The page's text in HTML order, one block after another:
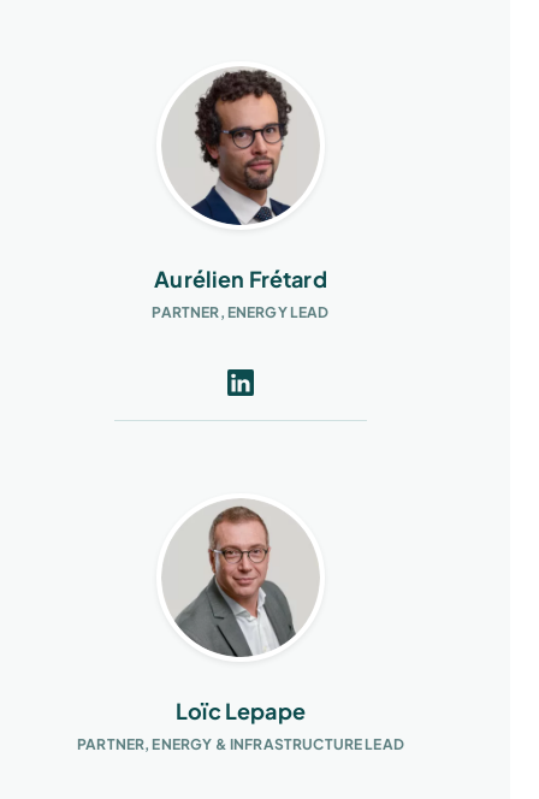
Aurélien Frétard
PARTNER, ENERGY LEAD
Loïc Lepape
PARTNER, ENERGY & INFRASTRUCTURE LEAD